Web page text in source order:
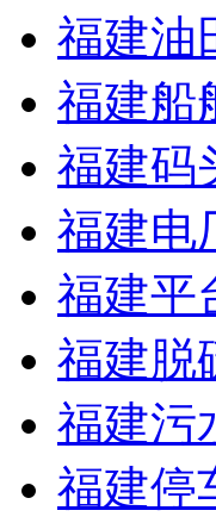
福建油
福建船
福建码
福建电
福建平
福建脱
福建污
福建停